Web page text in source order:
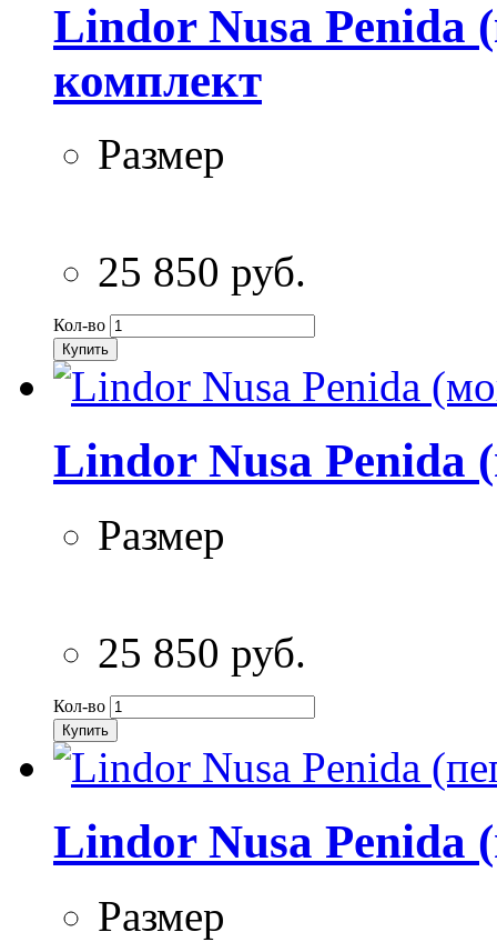
Lindor Nusa Penida
комплект
Размер
25 850 руб.
Кол-во
Купить
Lindor Nusa Penida
Размер
25 850 руб.
Кол-во
Купить
Lindor Nusa Penida
Размер